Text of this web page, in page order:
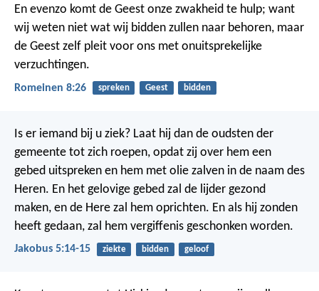
En evenzo komt de Geest onze zwakheid te hulp; want
wij weten niet wat wij bidden zullen naar behoren, maar
de Geest zelf pleit voor ons met onuitsprekelijke
verzuchtingen.
Romeinen 8:26 spreken Geest bidden
Is er iemand bij u ziek? Laat hij dan de oudsten der
gemeente tot zich roepen, opdat zij over hem een
gebed uitspreken en hem met olie zalven in de naam des
Heren. En het gelovige gebed zal de lijder gezond
maken, en de Here zal hem oprichten. En als hij zonden
heeft gedaan, zal hem vergiffenis geschonken worden.
Jakobus 5:14-15 ziekte bidden geloof